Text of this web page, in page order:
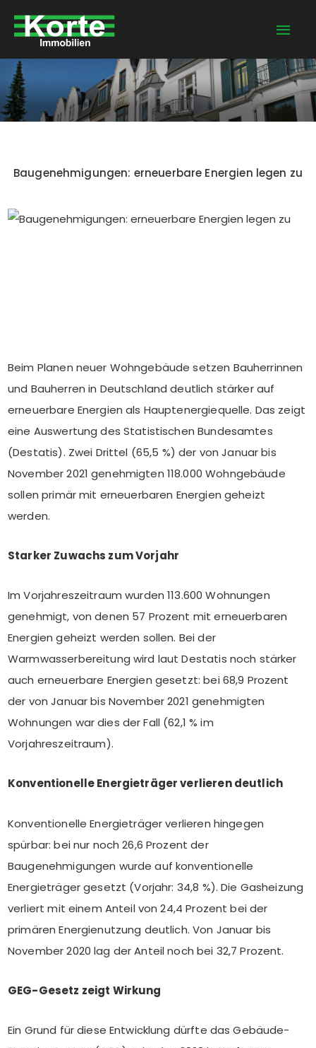
Inhalt
Baugenehmigungen: erneuerbare Energien legen zu
Beim Planen neuer Wohngebäude setzen Bauherrinnen
und Bauherren in Deutschland deutlich stärker auf
erneuerbare Energien als Hauptenergiequelle. Das zeigt
eine Auswertung des Statistischen Bundesamtes
(Destatis). Zwei Drittel (65,5 %) der von Januar bis
November 2021 genehmigten 118.000 Wohngebäude
sollen primär mit erneuerbaren Energien geheizt
werden.
Starker Zuwachs zum Vorjahr
Im Vorjahreszeitraum wurden 113.600 Wohnungen
genehmigt, von denen 57 Prozent mit erneuerbaren
Energien geheizt werden sollen. Bei der
Warmwasserbereitung wird laut Destatis noch stärker
auch erneuerbare Energien gesetzt: bei 68,9 Prozent
der von Januar bis November 2021 genehmigten
Wohnungen war dies der Fall (62,1 % im
Vorjahreszeitraum).
Konventionelle Energieträger verlieren deutlich
Konventionelle Energieträger verlieren hingegen
spürbar: bei nur noch 26,6 Prozent der
Baugenehmigungen wurde auf konventionelle
Energieträger gesetzt (Vorjahr: 34,8 %). Die Gasheizung
verliert mit einem Anteil von 24,4 Prozent bei der
primären Energienutzung deutlich. Von Januar bis
November 2020 lag der Anteil noch bei 32,7 Prozent.
GEG-Gesetz zeigt Wirkung
Ein Grund für diese Entwicklung dürfte das Gebäude-